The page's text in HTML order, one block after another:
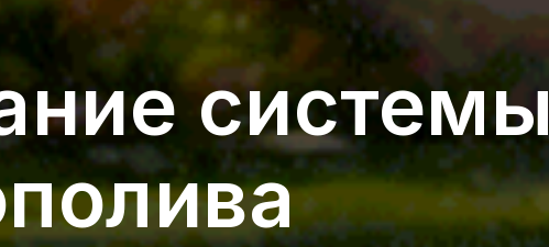
системы